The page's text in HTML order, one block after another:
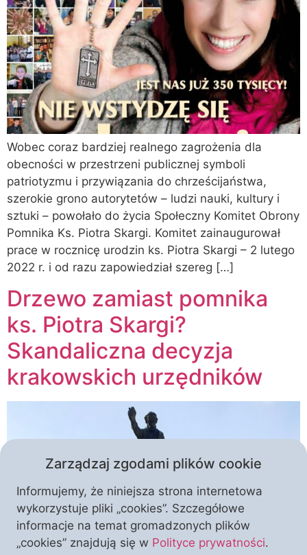
Wobec coraz bardziej realnego zagrożenia dla
obecności w przestrzeni publicznej symboli
patriotyzmu i przywiązania do chrześcijaństwa,
szerokie grono autorytetów – ludzi nauki, kultury i
sztuki – powołało do życia Społeczny Komitet Obrony
Pomnika Ks. Piotra Skargi. Komitet zainaugurował
prace w rocznicę urodzin ks. Piotra Skargi – 2 lutego
2022 r. i od razu zapowiedział szereg […]
Drzewo zamiast pomnika
ks. Piotra Skargi?
Skandaliczna decyzja
krakowskich urzędników
Zarządzaj zgodami plików cookie
Informujemy, że niniejsza strona internetowa
wykorzystuje pliki „cookies”. Szczegółowe
informacje na temat gromadzonych plików
„cookies” znajdują się w Polityce prywatności.